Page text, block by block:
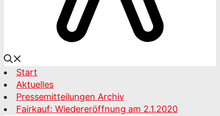
Start
Aktuelles
Pressemitteilungen Archiv
Fairkauf: Wiedereröffnung am 2.1.2020